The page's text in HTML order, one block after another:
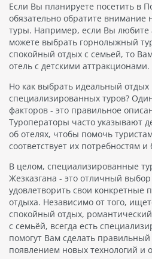
Если Вы планируете посетить в
обязательно обратите
туры. Например, если Вы любите
можете выбрать горнолыжный
спокойный отдых с семьей, то
отель с детскими аттракционами.
Но как выбрать идеальный отдых
специализированных туров?
факторов - это правильное
Туроператоры часто указывают
об отелях, чтобы помочь
соответствует их потребностям
В целом, специализированные
Жезказгана - это отличный выбор
удовлетворить свои конкретные
отдыха. Независимо от того,
спокойный отдых,
с семьёй, всегда есть
помогут Вам сделать
появлением новых технологий и